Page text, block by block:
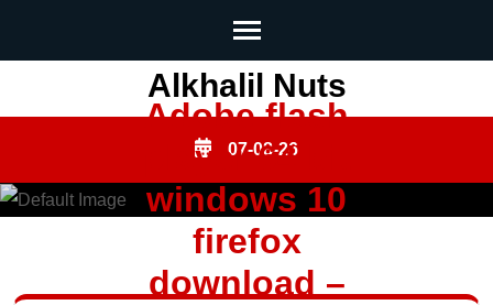
Enter)
Alkhalil Nuts
07-08-26
Adobe flash
player 64 bit
windows 10
firefox
download –